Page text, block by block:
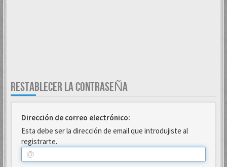
RESTABLECER LA CONTRASEÑA
Dirección de correo electrónico:
Esta debe ser la dirección de email que introdujiste al
registrarte.